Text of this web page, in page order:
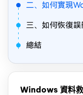
二、如何實現
三、如何恢復誤
總結
Windows 資料